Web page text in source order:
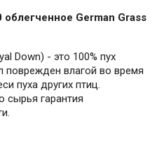
German Grass
Down) - это 100% пух
поврежден влагой во время
пуха других птиц.
сырья гарантия